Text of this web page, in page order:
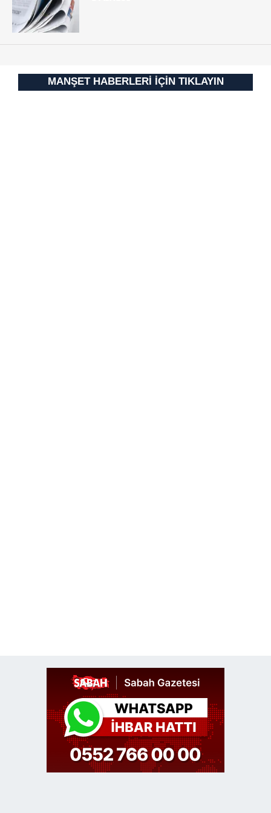
Sitemizde kendimize ve üçüncü kişilere ait çerezler
kullanılmaktadır. Bu çerezler vasıtasıyla çeşitli kişisel
verileriniz işlenmekte olup gerekli olan çerezler bilgi
toplumu hizmetlerinin sunulması amacıyla
kılınması ve kişiselleştirilmesi ve sizlere yönelik
reklam/pazarlama faaliyetlerinin yapılması, amaçlarıyla
MANŞET HABERLERİ İÇİN TIKLAYIN